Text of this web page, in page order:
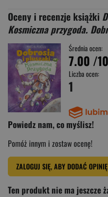
Oceny i recenzje książki
Kosmiczna przygoda.
Średnia ocen:
7.00 /10
Liczba ocen:
1
Powiedz nam, co myślisz!
Pomóż innym i zostaw ocenę!
ZALOGUJ SIĘ, ABY DODAĆ OPINIĘ
Ten produkt nie ma jeszcze